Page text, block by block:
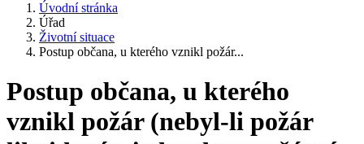
Úvodní stránka
Úřad
Životní situace
Postup občana, u kterého vznikl požár...
Postup občana, u kterého
vznikl požár (nebyl-li požár